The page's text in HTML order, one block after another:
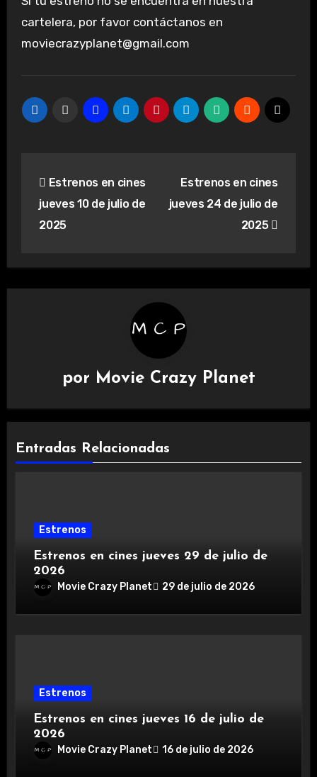
cartelera, por favor contáctanos en
moviecrazyplanet@gmail.com
de
entradas
Estrenos en cines
jueves 10 de julio de
2025
Estrenos en cines
jueves 24 de julio de
2025
por Movie Crazy Planet
Entradas Relacionadas
Estrenos
Estrenos en cines jueves 29 de julio de
2026
Movie Crazy Planet 29 de julio de 2026
Estrenos
Estrenos en cines jueves 16 de julio de
2026
Movie Crazy Planet 16 de julio de 2026